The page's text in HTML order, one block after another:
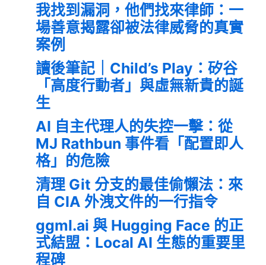
我找到漏洞，他們找來律師：一
場善意揭露卻被法律威脅的真實
案例
讀後筆記｜Child’s Play：矽谷
「高度行動者」與虛無新貴的誕
生
AI 自主代理人的失控一擊：從
MJ Rathbun 事件看「配置即人
格」的危險
清理 Git 分支的最佳偷懶法：來
自 CIA 外洩文件的一行指令
ggml.ai 與 Hugging Face 的正
式結盟：Local AI 生態的重要里
程碑